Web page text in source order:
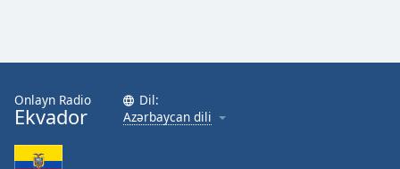
Font
Family
Onlayn Radio
Ekvador
Dil:
Azərbaycan dili